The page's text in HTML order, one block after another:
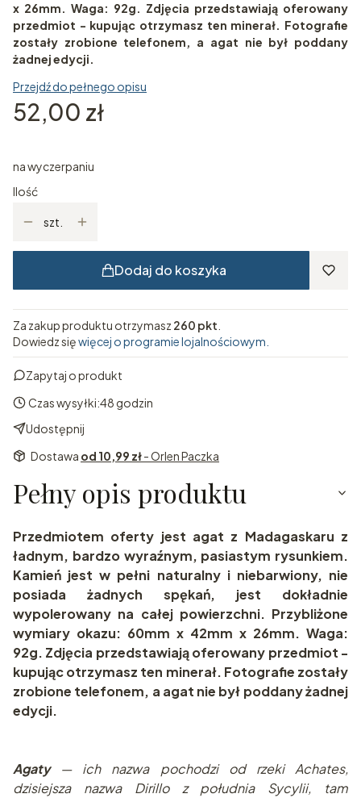
x 26mm. Waga: 92g. Zdjęcia przedstawiają oferowany
przedmiot - kupując otrzymasz ten minerał. Fotografie
zostały zrobione telefonem, a agat nie był poddany
żadnej edycji.
Przejdź do pełnego opisu
Cena
52,00 zł
na wyczerpaniu
Ilość
szt.
Dodaj do koszyka
Za zakup produktu otrzymasz 260 pkt
Dowiedz sięwięcej o programie lojalnościowym.
Zapytaj o produkt
Czas wysyłki:48 godzin
Udostępnij
Dostawa od 10,99 zł- Orlen Paczka
Pełny opis produktu
Przedmiotem oferty jest agat z Madagaskaru z
ładnym, bardzo wyraźnym, pasiastym rysunkiem.
Kamień jest w pełni naturalny i niebarwiony, nie
posiada żadnych spękań, jest dokładnie
wypolerowany na całej powierzchni. Przybliżone
wymiary okazu: 60mm x 42mm x 26mm. Waga:
92g. Zdjęcia przedstawiają oferowany przedmiot -
kupując otrzymasz ten minerał. Fotografie zostały
zrobione telefonem, a agat nie był poddany żadnej
edycji.
Agaty— ich nazwa pochodzi od rzeki Achates,
dzisiejsza nazwa Dirillo z południa Sycylii, tam